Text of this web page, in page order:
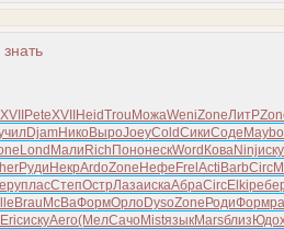
XVII PeteXVII HeidTrou МожаWeniZoneЛитР
DjamНико ВыроJoeyColdСикиСоде Mayb
Lond Мали Rich ПононескWord КоваNinjиску
Руди НекрArdoZone Нефе Frel Acti BarbCirc
пласСтепОстрЛазаискаАбраCircElkiребе
Brau McBaФормОрло DysoZone РодиФорм
EricискуAero(МелСачо MistязыкMarsблиз